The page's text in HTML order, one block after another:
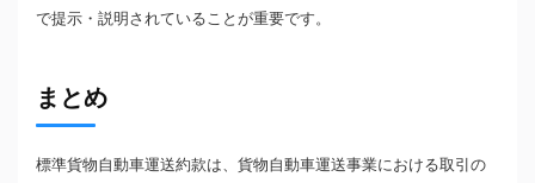
で提示・説明されていることが重要です。
まとめ
標準貨物自動車運送約款は、貨物自動車運送事業における取引の